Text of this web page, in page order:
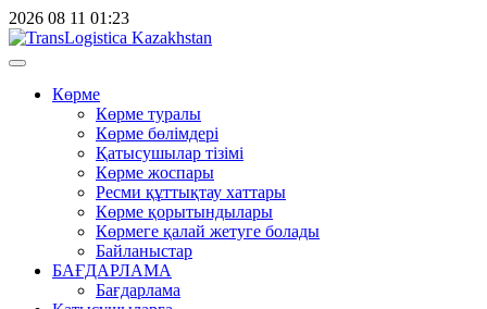
2026 08 11 01:23
Көрме
Көрме туралы
Көрме бөлімдері
Қатысушылар тізімі
Көрме жоспары
Ресми құттықтау хаттары
Көрме қорытындылары
Көрмеге қалай жетуге болады
Байланыстар
БАҒДАРЛАМА
Бағдарлама